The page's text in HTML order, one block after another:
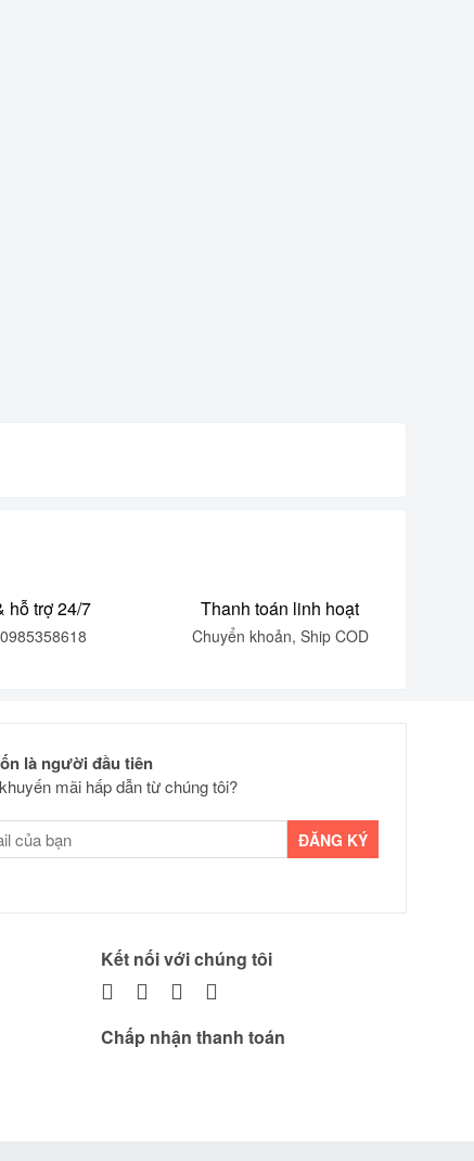
hỗ trợ 24/7 Thanh toán linh hoạt
Chuyển khoản, Ship COD
là người đầu tiên
mãi hấp dẫn từ chúng tôi?
Kết nối với chúng tôi
Chấp nhận thanh toán